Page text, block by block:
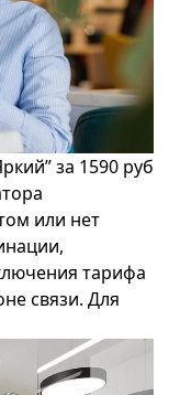
за 1590 руб
или нет
тарифа
связи. Для